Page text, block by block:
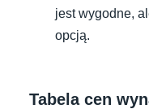
jest wygodne,
opcją.
Tabela cen